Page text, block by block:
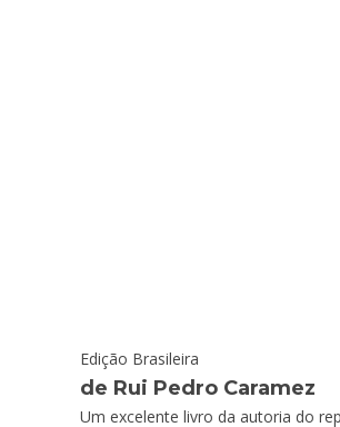
Edição Brasileira
de Rui Pedro Caramez
Um excelente livro da autoria do